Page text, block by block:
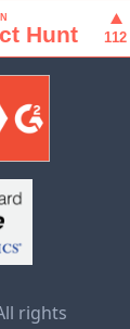
rights